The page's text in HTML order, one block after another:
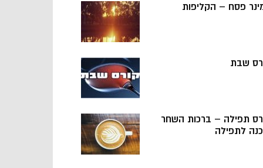
פסח – הקליפות
שבת
תפילה – ברכות השחר
לתפילה